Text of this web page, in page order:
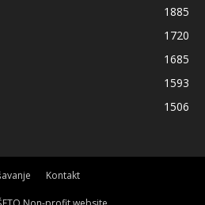
1885
1720
1685
1593
1506
Kontakt